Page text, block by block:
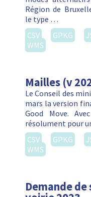
Région de
le type …
CSV
GPKG
WMS
Mailles (v
Le Conseil des
mars la version
Good Move.
résolument pour
CSV
GPKG
WMS
Demande